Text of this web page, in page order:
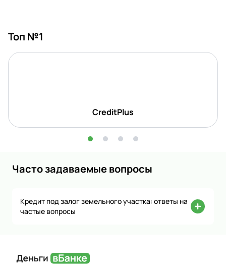
Топ №1
CreditPlus
Часто задаваемые вопросы
Кредит под залог земельного участка: ответы на
частые вопросы